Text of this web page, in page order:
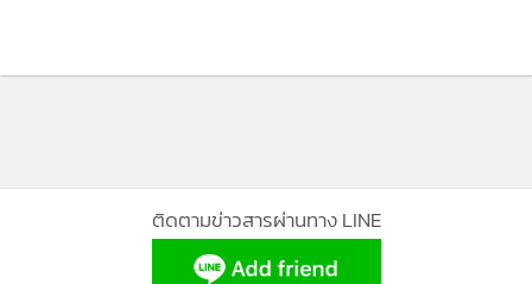
ติดตามข่าวสารผ่านทาง LINE